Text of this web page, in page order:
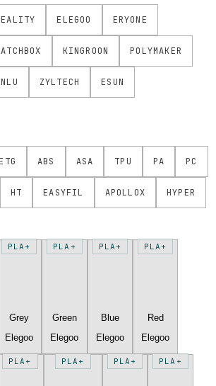
ELEGOO ERYONE
KINGROON POLYMAKER
ZYLTECH ESUN
ABS ASA TPU PA PC
HT EASYFIL APOLLOX HYPER
PLA+
Grey
Elegoo
PLA+
Green
Elegoo
PLA+
Blue
Elegoo
PLA+
Red
Elegoo
PLA+ PLA+ PLA+ PLA+